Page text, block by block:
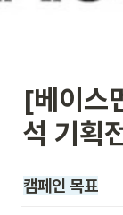
[베이스
석 기획
캠페인 목표